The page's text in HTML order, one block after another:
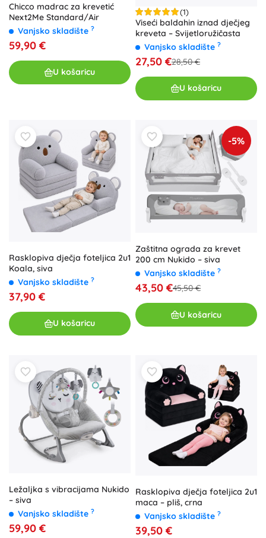
Chicco madrac za krevetić
Next2Me Standard/Air
Vanjsko skladište ?
59,90 €
U košaricu
(1)
Viseći baldahin iznad dječjeg
kreveta – Svijetloružičasta
Vanjsko skladište ?
27,50 €28,50 €
U košaricu
Rasklopiva dječja foteljica 2u1
Koala, siva
Vanjsko skladište ?
37,90 €
U košaricu
-5%
Zaštitna ograda za krevet
200 cm Nukido – siva
Vanjsko skladište ?
43,50 €45,50 €
U košaricu
Ležaljka s vibracijama Nukido
– siva
Vanjsko skladište ?
59,90 €
Rasklopiva dječja foteljica 2u1
maca – pliš, crna
Vanjsko skladište ?
39,50 €